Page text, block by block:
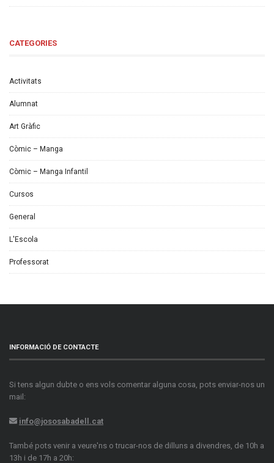
CATEGORIES
Activitats
Alumnat
Art Gràfic
Còmic – Manga
Còmic – Manga Infantil
Cursos
General
L'Escola
Professorat
INFORMACIÓ DE CONTACTE
Si tens algun dubte o ens vols comentar alguna cosa, pots enviar-nos un
mail:
info@jososabadell.cat
També pots venir a veure'ns o trucar-nos de dilluns a divendres, de 10h a
13h i de 17h a 20h: